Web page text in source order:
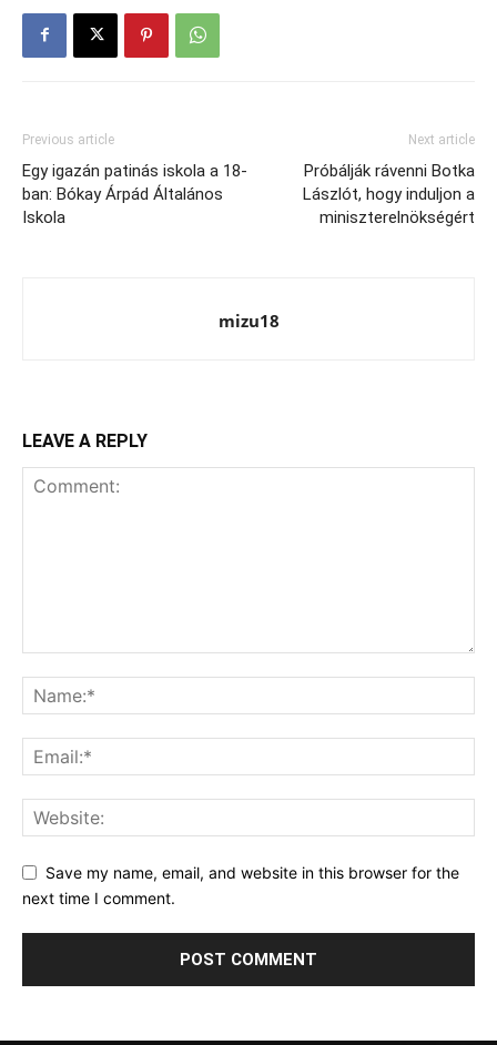
Previous article
Egy igazán patinás iskola a 18-
ban: Bókay Árpád Általános
Iskola
Next article
Próbálják rávenni Botka
Lászlót, hogy induljon a
miniszterelnökségért
mizu18
LEAVE A REPLY
Save my name, email, and website in this browser for the
next time I comment.